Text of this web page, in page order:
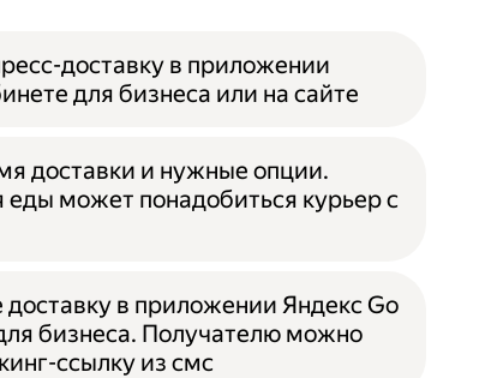
доставку в приложении
для бизнеса или на сайте
доставки и нужные опции.
может понадобиться курьер с
в приложении Яндекс Go
бизнеса. Получателю можно
ссылку из смс